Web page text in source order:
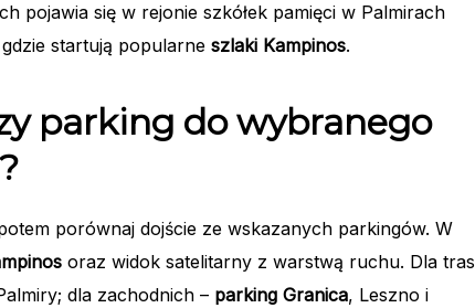
pojawia się w rejonie szkółek pamięci w Palmirach
startują popularne szlaki Kampinos.
parking do wybranego
porównaj dojście ze wskazanych parkingów. W
oraz widok satelitarny z warstwą ruchu. Dla tras
dla zachodnich – parking Granica, Leszno i